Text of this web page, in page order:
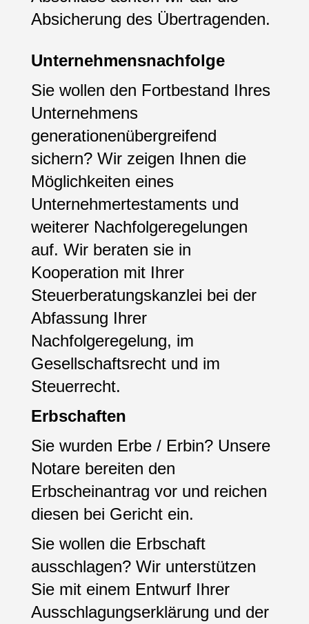
Absicherung des Übertragenden.
Unternehmensnachfolge
Sie wollen den Fortbestand Ihres
Unternehmens
generationenübergreifend
sichern? Wir zeigen Ihnen die
Möglichkeiten eines
Unternehmertestaments und
weiterer Nachfolgeregelungen
auf. Wir beraten sie in
Kooperation mit Ihrer
Steuerberatungskanzlei bei der
Abfassung Ihrer
Nachfolgeregelung, im
Gesellschaftsrecht und im
Steuerrecht.
Erbschaften
Sie wurden Erbe / Erbin? Unsere
Notare bereiten den
Erbscheinantrag vor und reichen
diesen bei Gericht ein.
Sie wollen die Erbschaft
ausschlagen? Wir unterstützen
Sie mit einem Entwurf Ihrer
Ausschlagungserklärung und der